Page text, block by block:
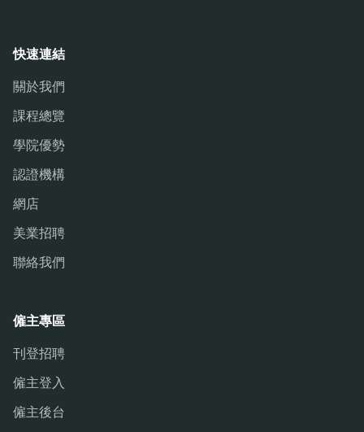
快速連結
關於我們
課程總覽
學院優勢
認證機構
網店
美業招聘
聯絡我們
僱主專區
刊登招聘
僱主登入
僱主後台